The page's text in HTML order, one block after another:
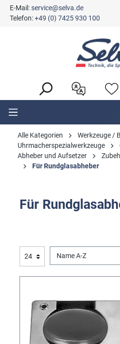
springen
E-Mail:service@selva.de
Telefon:+49 (0) 7425 930 100
Alle Kategorien
Werkzeuge /
Uhrmacherspezialwerkzeuge
Abheber und Aufsetzer
Für Rundglasabheber
Für